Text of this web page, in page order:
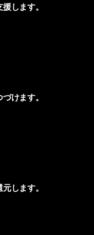
します。
けます。
します。